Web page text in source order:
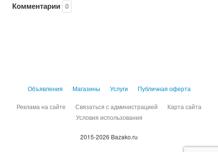
Комментарии 0
Объявления Магазины Услуги Публичная оферта
Реклама на сайте Связаться с администрацией
Карта сайта
Условия использования
2015-2026 Bazako.ru